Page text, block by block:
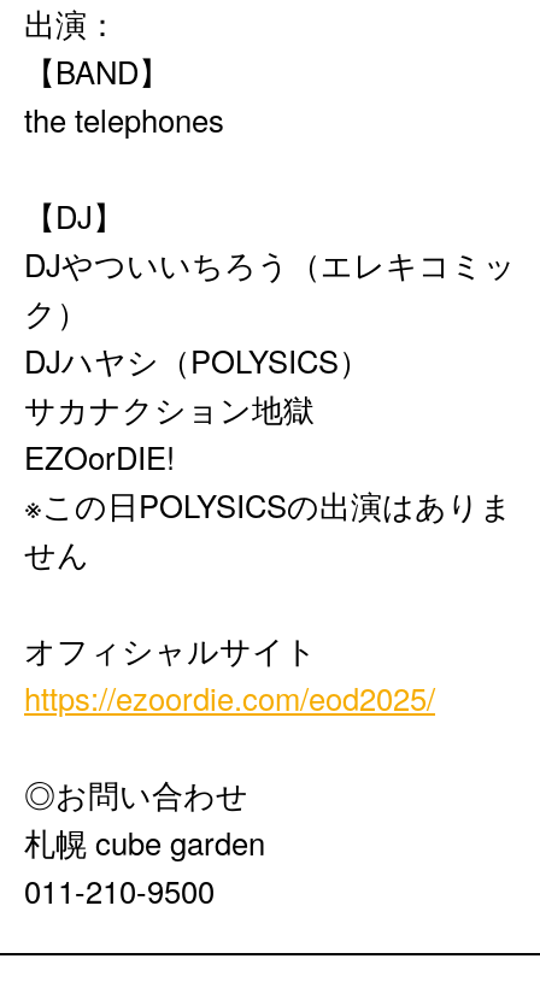
出演：
【BAND】
the telephones
【DJ】
DJやついいちろう（エレキコミッ
ク）
DJハヤシ（POLYSICS）
サカナクション地獄
EZOorDIE!
※この日POLYSICSの出演はありま
せん
オフィシャルサイト
https://ezoordie.com/eod2025/
◎お問い合わせ
札幌 cube garden
011-210-9500